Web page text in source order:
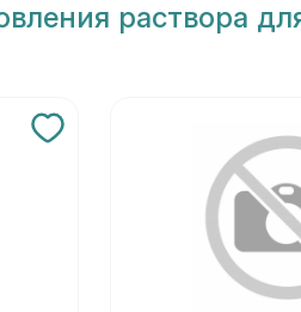
раствора